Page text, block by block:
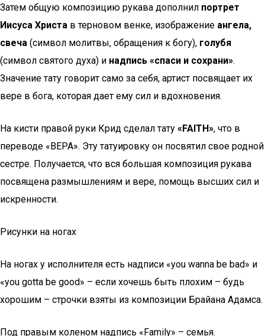
Затем общую композицию рукава дополнил портрет
Иисуса Христа в терновом венке, изображение ангела,
свеча (символ молитвы, обращения к богу), голубя
(символ святого духа) и надпись «спаси и сохрани».
Значение тату говорит само за себя, артист посвящает их
вере в бога, которая дает ему сил и вдохновения.
На кисти правой руки Крид сделал тату «FAITH», что в
переводе «ВЕРА». Эту татуировку он посвятил свое родной
сестре. Получается, что вся большая композиция рукава
посвящена размышлениям и вере, помощь высших сил и
искренности.
Рисунки на ногах
На ногах у исполнителя есть надписи «you wanna be bad» и
«you gotta be good» – если хочешь быть плохим – будь
хорошим – строчки взяты из композиции Брайана Адамса.
Под правым коленом надпись «Family» – семья.